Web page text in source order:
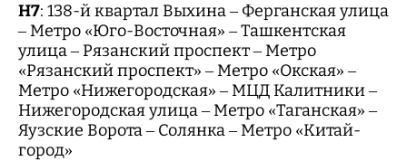
Н7: 138-й квартал Выхина – Ферганская улица
– Метро «Юго-Восточная» – Ташкентская
улица – Рязанский проспект – Метро
«Рязанский проспект» – Метро «Окская» –
Метро «Нижегородская» – МЦД Калитники –
Нижегородская улица – Метро «Таганская» –
Яузские Ворота – Солянка – Метро «Китай-
город»